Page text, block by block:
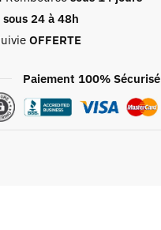
sous 24 à 48h
OFFERTE
Paiement 100% Sécurisé